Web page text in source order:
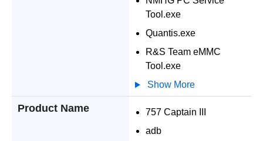
Tool.exe
Quantis.exe
R&S Team eMMC
Tool.exe
Show More
Product Name
757 Captain III
adb